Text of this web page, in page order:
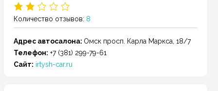
Количество отзывов: 8
Адрес автосалона: Омск просп. Карла Маркса, 18/7
Телефон: +7 (381) 299-79-61
Сайт: irtysh-car.ru